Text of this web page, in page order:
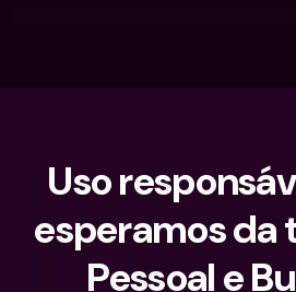
Uso
esperamos da
Pessoal e